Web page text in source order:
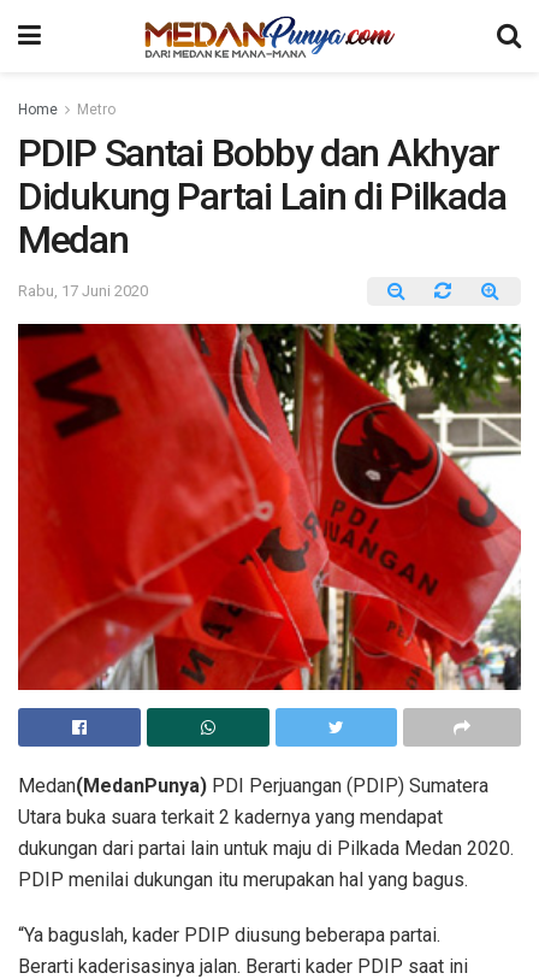
Home Metro
PDIP Santai Bobby dan Akhyar
Didukung Partai Lain di Pilkada
Medan
Rabu, 17 Juni 2020
Medan(MedanPunya) PDI Perjuangan (PDIP) Sumatera
Utara buka suara terkait 2 kadernya yang mendapat
dukungan dari partai lain untuk maju di Pilkada Medan 2020.
PDIP menilai dukungan itu merupakan hal yang bagus.
“Ya baguslah, kader PDIP diusung beberapa partai.
Berarti kaderisasinya jalan. Berarti kader PDIP saat ini